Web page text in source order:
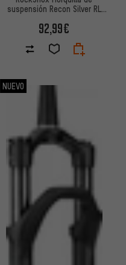
suspensión Recon Silver RL
92,99€
NUEVO